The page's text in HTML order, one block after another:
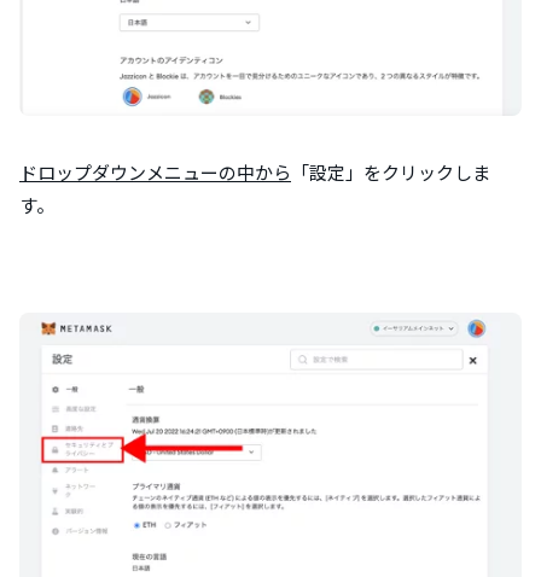
ドロップダウンメニューの中から 「設定」をクリックしま
す。